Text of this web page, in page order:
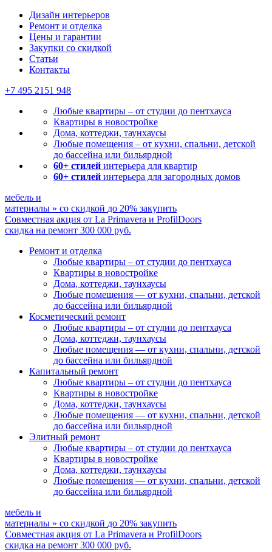
Дизайн интерьеров
Ремонт и отделка
Цены и гарантии
Закупки со скидкой
Статьи
Контакты
+7 495 2151 948
Любые квартиры – от студии до пентхауса
Квартиры в новостройке
Дома, коттеджи, таунхаусы
Любые помещения – от кухни, спальни, детской
до бассейна или бильярдной
60+ стилей интерьера для квартир
60+ стилей интерьера для загородных домов
мебель и
материалы » со скидкой до 20% закупить
Совместная акция от La Primavera и ProfilDoors
скидка на ремонт 300 000 руб.
Ремонт и отделка
Любые квартиры – от студии до пентхауса
Квартиры в новостройке
Дома, коттеджи, таунхаусы
Любые помещения — от кухни, спальни, детской
до бассейна или бильярдной
Косметический ремонт
Любые квартиры – от студии до пентхауса
Дома, коттеджи, таунхаусы
Любые помещения — от кухни, спальни, детской
до бассейна или бильярдной
Капитальный ремонт
Любые квартиры – от студии до пентхауса
Квартиры в новостройке
Дома, коттеджи, таунхаусы
Любые помещения — от кухни, спальни, детской
до бассейна или бильярдной
Элитный ремонт
Любые квартиры – от студии до пентхауса
Квартиры в новостройке
Дома, коттеджи, таунхаусы
Любые помещения — от кухни, спальни, детской
до бассейна или бильярдной
мебель и
материалы » со скидкой до 20% закупить
Совместная акция от La Primavera и ProfilDoors
скидка на ремонт 300 000 руб.